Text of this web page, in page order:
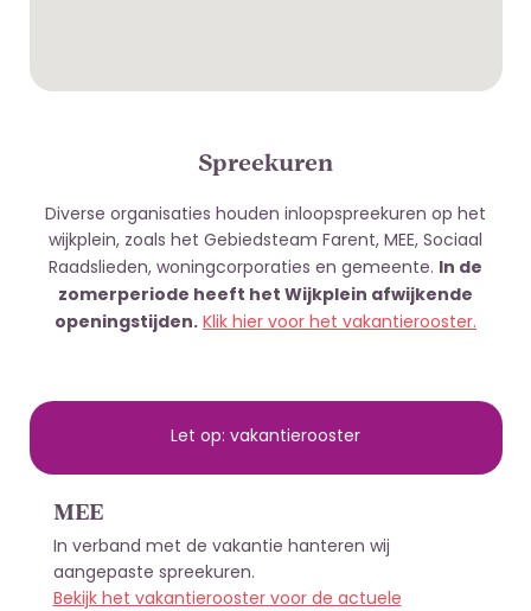
Spreekuren
Diverse organisaties houden inloopspreekuren op het
wijkplein, zoals het Gebiedsteam Farent, MEE, Sociaal
Raadslieden, woningcorporaties en gemeente. In de
zomerperiode heeft het Wijkplein afwijkende
openingstijden.Klik hier voor het vakantierooster.
Let op: vakantierooster
MEE
In verband met de vakantie hanteren wij
aangepaste spreekuren.
Bekijk het vakantierooster voor de actuele